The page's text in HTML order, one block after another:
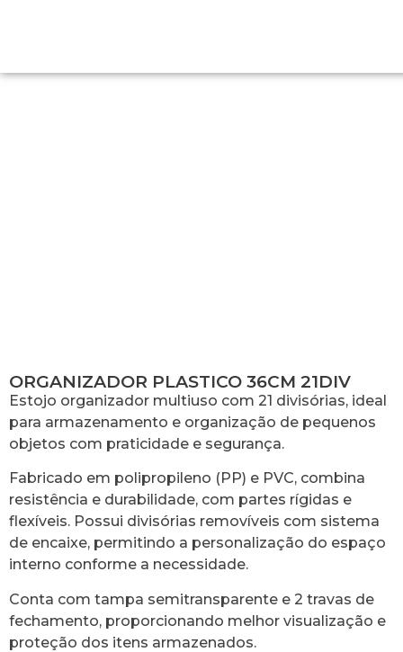
ORGANIZADOR PLASTICO 36CM 21DIV
Estojo organizador multiuso com 21 divisórias, ideal
para armazenamento e organização de pequenos
objetos com praticidade e segurança.
Fabricado em polipropileno (PP) e PVC, combina
resistência e durabilidade, com partes rígidas e
flexíveis. Possui divisórias removíveis com sistema
de encaixe, permitindo a personalização do espaço
interno conforme a necessidade.
Conta com tampa semitransparente e 2 travas de
fechamento, proporcionando melhor visualização e
proteção dos itens armazenados.